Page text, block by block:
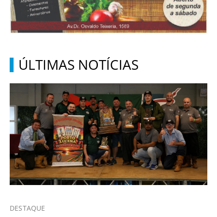
ÚLTIMAS NOTÍCIAS
DESTAQUE